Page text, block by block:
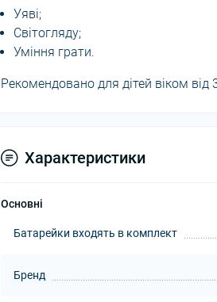
Уяві;
Світогляду;
Уміння грати.
Рекомендовано для дітей віком від
Характеристики
Основні
Батарейки входять в комплект
Бренд